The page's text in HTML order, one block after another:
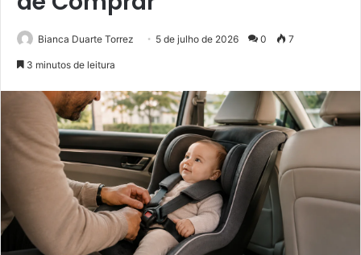
Bianca Duarte Torrez 5 de julho de 2026 0 7
3 minutos de leitura